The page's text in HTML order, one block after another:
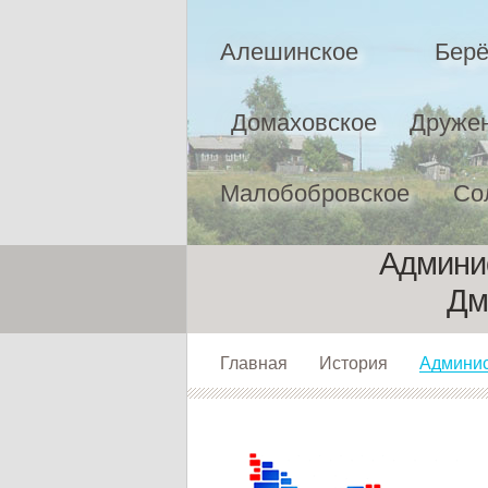
Алешинское
Домаховское
Малобобровское
Главная История